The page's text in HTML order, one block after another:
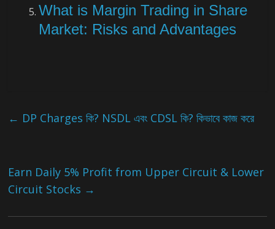
What is Margin Trading in Share
Market: Risks and Advantages
← DP Charges কি? NSDL এবং CDSL কি? কিভাবে কাজ করে
Earn Daily 5% Profit from Upper Circuit & Lower
Circuit Stocks →